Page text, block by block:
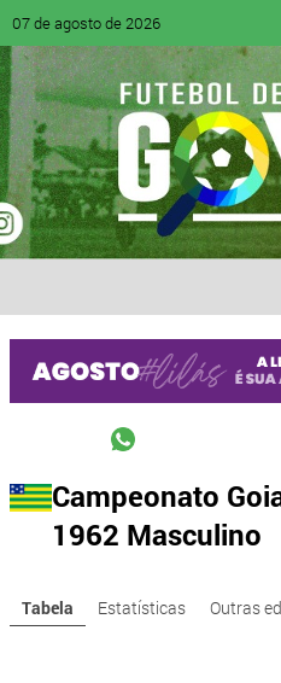
07 de agosto de 2026
Campeonato
1962 Masculino
Tabela Estatísticas Outras